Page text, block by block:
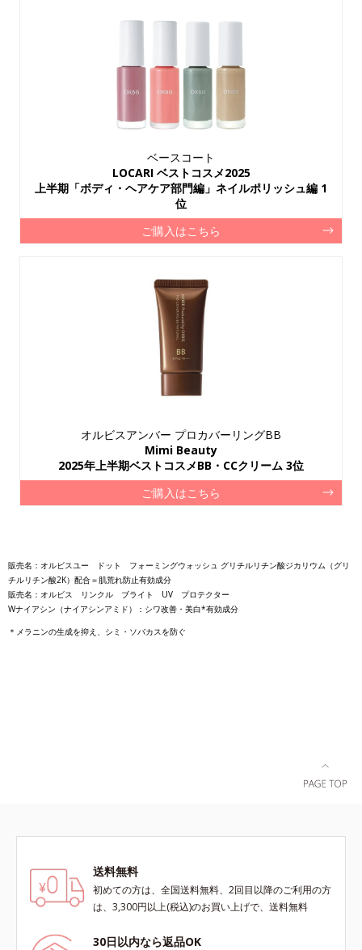
ベースコート
LOCARI ベストコスメ2025
上半期「ボディ・ヘアケア部門編」ネイルポリッシュ編 1
位
ご購入はこちら
オルビスアンバー プロカバーリングBB
Mimi Beauty
2025年上半期ベストコスメBB・CCクリーム 3位
ご購入はこちら
販売名：オルビスユー ドット フォーミングウォッシュ グリチルリチン酸ジカリウム（グリ
チルリチン酸2K）配合＝肌荒れ防止有効成分
販売名：オルビス リンクル ブライト UV プロテクター
Wナイアシン（ナイアシンアミド）：シワ改善・美白*有効成分
＊メラニンの生成を抑え、シミ・ソバカスを防ぐ
送料無料
初めての方は、全国送料無料、2回目以降のご利用の方
は、3,300円以上(税込)のお買い上げで、送料無料
30日以内なら返品OK